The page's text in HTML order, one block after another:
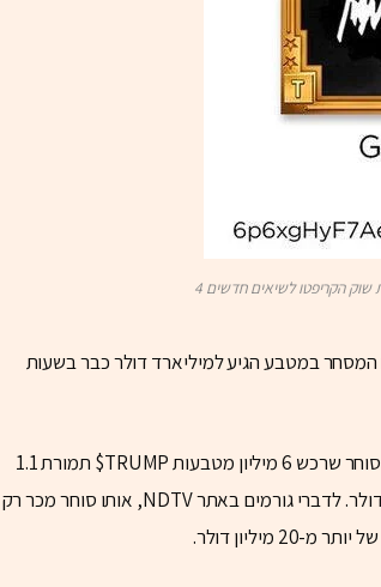
במטבע הגיע למיליארד דולר כבר בשעות
בין הסיפורים המרתקים ביותר סביב המטבע החדש, נמצא זה של סוחר שרכש 6 מיליון מטבעות TRUMP$ תמורת 1.1
מיליון דולר. בתוך 90 שניות בלבד, ערך השקעתו זינק ל-23 מיליון דולר. לדברי גורמים באתר NDTV, אותו סוחר מכר רק